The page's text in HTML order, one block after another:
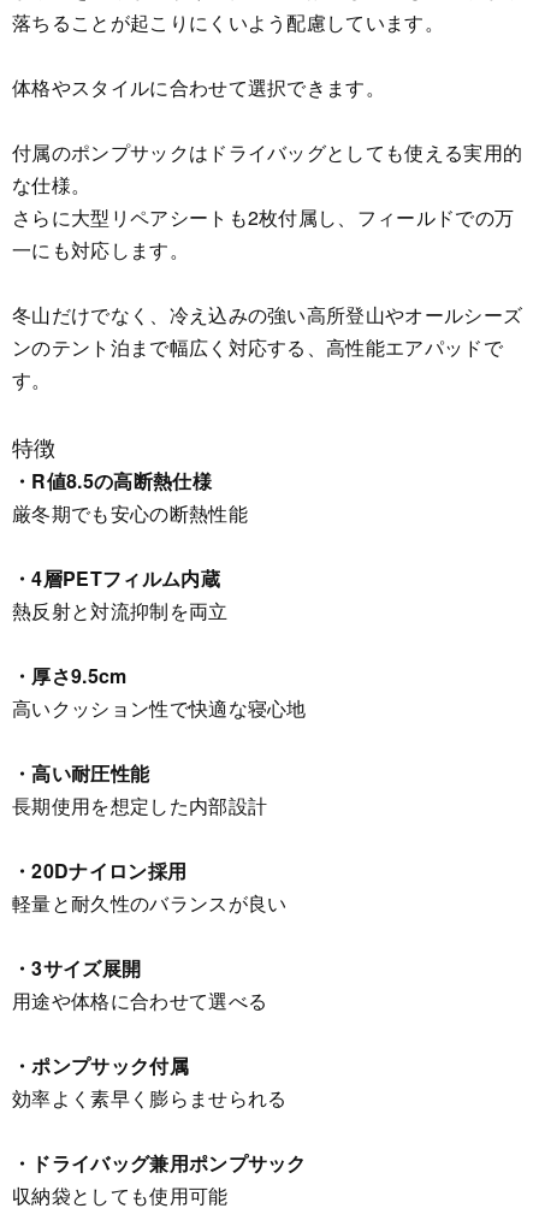
落ちることが起こりにくいよう配慮しています。
体格やスタイルに合わせて選択できます。
付属のポンプサックはドライバッグとしても使える実用的
な仕様。
さらに大型リペアシートも2枚付属し、フィールドでの万
一にも対応します。
冬山だけでなく、冷え込みの強い高所登山やオールシーズ
ンのテント泊まで幅広く対応する、高性能エアパッドで
す。
特徴
・R値8.5の高断熱仕様
厳冬期でも安心の断熱性能
・4層PETフィルム内蔵
熱反射と対流抑制を両立
・厚さ9.5cm
高いクッション性で快適な寝心地
・高い耐圧性能
長期使用を想定した内部設計
・20Dナイロン採用
軽量と耐久性のバランスが良い
・3サイズ展開
用途や体格に合わせて選べる
・ポンプサック付属
効率よく素早く膨らませられる
・ドライバッグ兼用ポンプサック
収納袋としても使用可能